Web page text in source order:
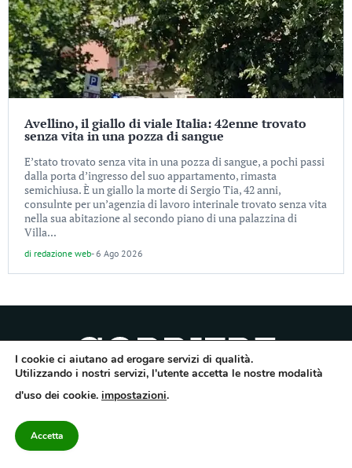
Avellino, il giallo di viale Italia: 42enne trovato
senza vita in una pozza di sangue
E’stato trovato senza vita in una pozza di sangue, a pochi passi
dalla porta d’ingresso del suo appartamento, rimasta
semichiusa. È un giallo la morte di Sergio Tia, 42 anni,
consulnte per un’agenzia di lavoro interinale trovato senza vita
nella sua abitazione al secondo piano di una palazzina di
Villa...
di redazione web-6 Ago 2026
10/9/2012. Iscritto nel Registro Operatori di Comunicazione al n.7671
Avellino – Cap.Soc. 20.000 € – REA 187346 – PI/CF. Reg. naz. stampa 10218/99
I cookie ci aiutano ad erogare servizi di qualità.
Utilizzando i nostri servizi, l'utente accetta le nostre modalità
d'uso dei cookie. impostazioni.
Accetta